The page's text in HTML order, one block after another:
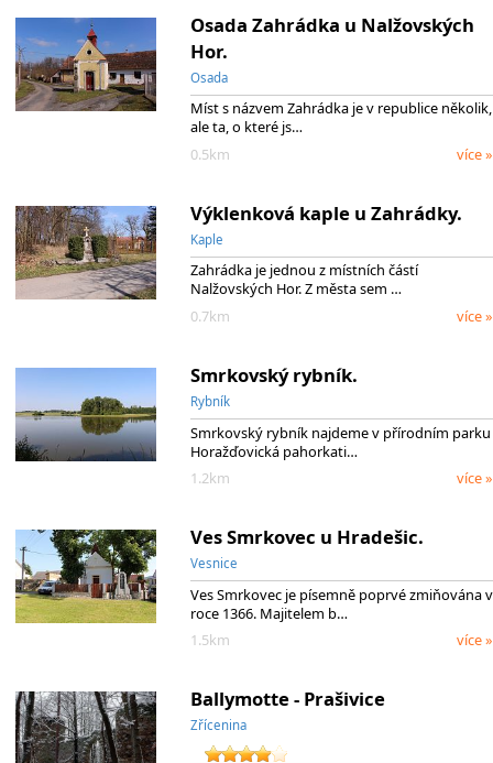
Osada Zahrádka u Nalžovských
Hor.
Osada
Míst s názvem Zahrádka je v republice několik,
ale ta, o které js…
0.5km
více »
Výklenková kaple u Zahrádky.
Kaple
Zahrádka je jednou z místních částí
Nalžovských Hor. Z města sem …
0.7km
více »
Smrkovský rybník.
Rybník
Smrkovský rybník najdeme v přírodním parku
Horažďovická pahorkati…
1.2km
více »
Ves Smrkovec u Hradešic.
Vesnice
Ves Smrkovec je písemně poprvé zmiňována v
roce 1366. Majitelem b…
1.5km
více »
Ballymotte - Prašivice
Zřícenina